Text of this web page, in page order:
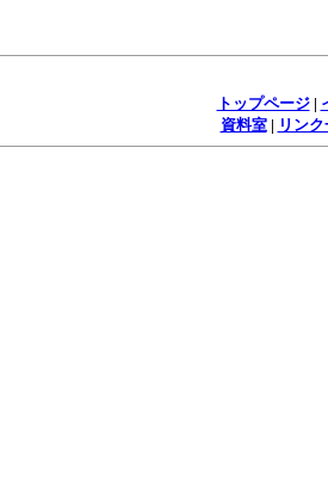
トップページ|
資料室| リン